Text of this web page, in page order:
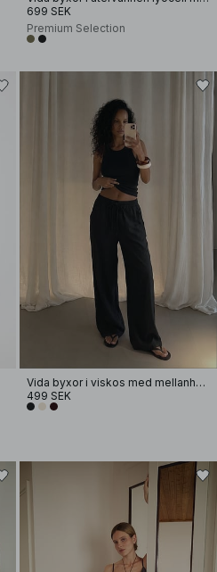
699 SEK
Premium Selection
Vida byxor i viskos med mellanhög midja
499 SEK